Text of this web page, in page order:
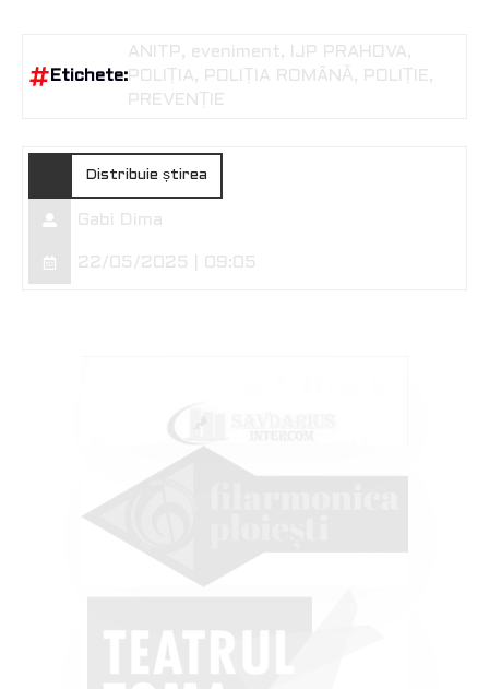
Etichete:
ANITP eveniment
IJP PRAHOVA
POLIȚIA
POLIȚIA ROMÂNĂ
POLIȚIE
PREVENȚIE
Distribuie știrea
Gabi Dima
22/05/2025 | 09:05